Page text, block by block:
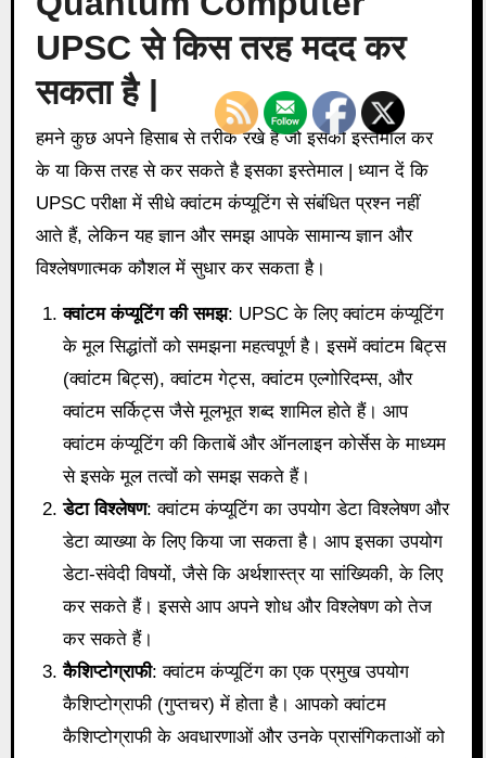
UPSC से किस तरह मदद कर
सकता है |
हमने कुछ अपने हिसाब से तरीके रखे है जो इसको इस्तेमाल कर
के या किस तरह से कर सकते है इसका इस्तेमाल | ध्यान दें कि
UPSC परीक्षा में सीधे क्वांटम कंप्यूटिंग से संबंधित प्रश्न नहीं
आते हैं, लेकिन यह ज्ञान और समझ आपके सामान्य ज्ञान और
विश्लेषणात्मक कौशल में सुधार कर सकता है।
क्वांटम कंप्यूटिंग की समझ: UPSC के लिए क्वांटम कंप्यूटिंग
के मूल सिद्धांतों को समझना महत्वपूर्ण है। इसमें क्वांटम बिट्स
(क्वांटम बिट्स), क्वांटम गेट्स, क्वांटम एल्गोरिदम्स, और
क्वांटम सर्किट्स जैसे मूलभूत शब्द शामिल होते हैं। आप
क्वांटम कंप्यूटिंग की किताबें और ऑनलाइन कोर्सेस के माध्यम
से इसके मूल तत्वों को समझ सकते हैं।
डेटा विश्लेषण: क्वांटम कंप्यूटिंग का उपयोग डेटा विश्लेषण और
डेटा व्याख्या के लिए किया जा सकता है। आप इसका उपयोग
डेटा-संवेदी विषयों, जैसे कि अर्थशास्त्र या सांख्यिकी, के लिए
कर सकते हैं। इससे आप अपने शोध और विश्लेषण को तेज
कर सकते हैं।
कैशिप्टोग्राफी: क्वांटम कंप्यूटिंग का एक प्रमुख उपयोग
कैशिप्टोग्राफी (गुप्तचर) में होता है। आपको क्वांटम
कैशिप्टोग्राफी के अवधारणाओं और उनके प्रासंगिकताओं को